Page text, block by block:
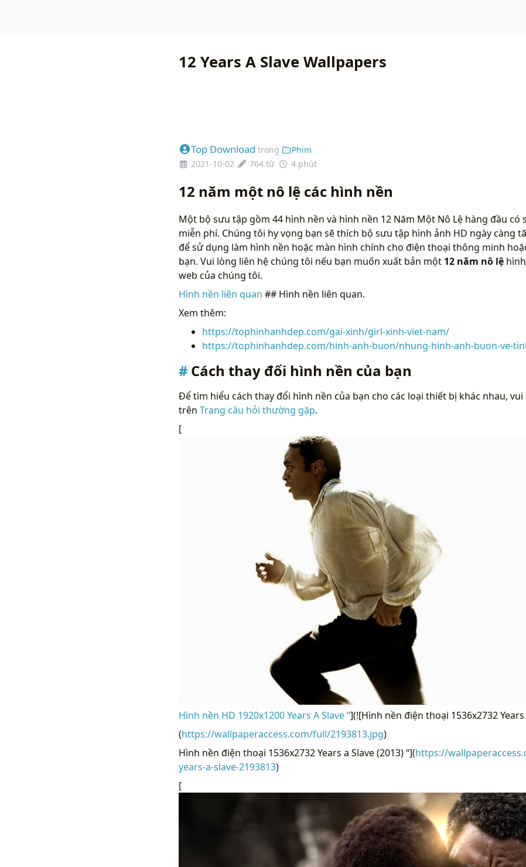
12 Years A Slave Wallpapers
Top Download trong
Phim
2021-10-02
764 từ 4 phút
12 năm một nô lệ các hình nền
Một bộ sưu tập gồm 44 hình nền và hình nền 12 Năm Một Nô Lệ hàng đầu có
miễn phí. Chúng tôi hy vọng bạn sẽ thích bộ sưu tập hình ảnh HD ngày càng
để sử dụng làm hình nền hoặc màn hình chính cho điện thoại thông minh
bạn. Vui lòng liên hệ chúng tôi nếu bạn muốn xuất bản một 12 năm nô lệ
web của chúng tôi.
Hình nền liên quan ## Hình nền liên quan.
Xem thêm:
https://tophinhanhdep.com/gai-xinh/girl-xinh-viet-nam/
https://tophinhanhdep.com/hinh-anh-buon/nhung-hinh-anh-buon-ve-
Cách thay đổi hình nền của bạn
Để tìm hiểu cách thay đổi hình nền của bạn cho các loại thiết bị khác nhau,
trên Trang câu hỏi thường gặp.
[
Hình nền HD 1920x1200 Years A Slave “](![Hình nền điện thoại 1536x2732 Years
(https://wallpaperaccess.com/full/2193813.jpg)
Hình nền điện thoại 1536x2732 Years a Slave (2013) “](https://
years-a-slave-2193813)
[